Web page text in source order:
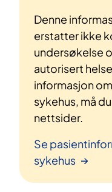
Denne
erstatter ikke
undersøkelse
autorisert
informasjon
sykehus, må
nettsider.
Se
sykehus